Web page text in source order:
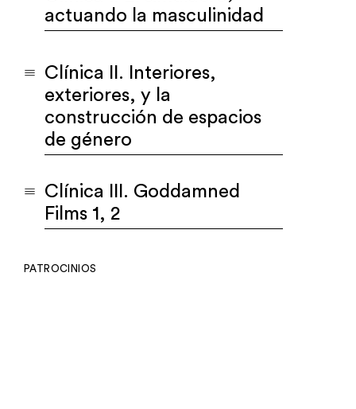
actuando la masculinidad
Clínica II. Interiores,
exteriores, y la
construcción de espacios
de género
Clínica III. Goddamned
Films 1, 2
PATROCINIOS